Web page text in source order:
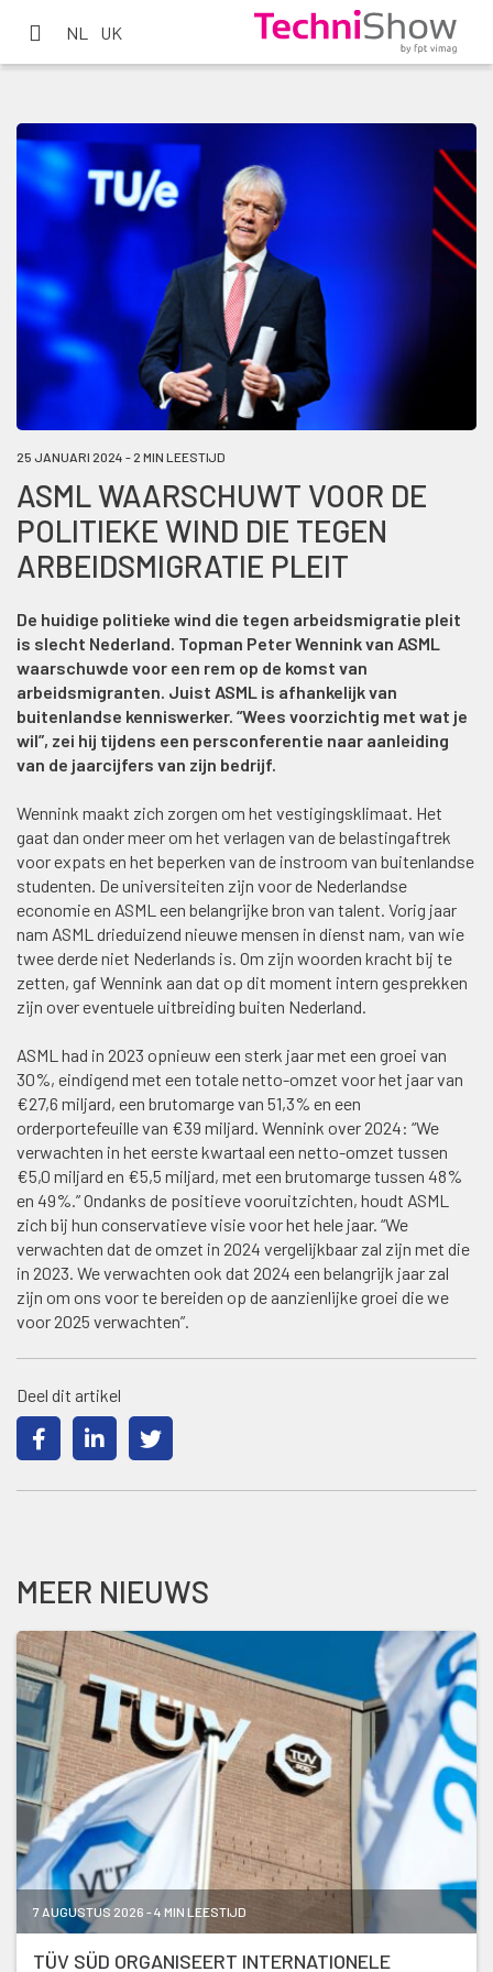
NL UK
25 JANUARI 2024 - 2 MIN LEESTIJD
ASML WAARSCHUWT VOOR DE
POLITIEKE WIND DIE TEGEN
ARBEIDSMIGRATIE PLEIT
De huidige politieke wind die tegen arbeidsmigratie pleit
is slecht Nederland. Topman Peter Wennink van ASML
waarschuwde voor een rem op de komst van
arbeidsmigranten. Juist ASML is afhankelijk van
buitenlandse kenniswerker. “Wees voorzichtig met wat je
wil”, zei hij tijdens een persconferentie naar aanleiding
van de jaarcijfers van zijn bedrijf.
Wennink maakt zich zorgen om het vestigingsklimaat. Het
gaat dan onder meer om het verlagen van de belastingaftrek
voor expats en het beperken van de instroom van buitenlandse
studenten. De universiteiten zijn voor de Nederlandse
economie en ASML een belangrijke bron van talent. Vorig jaar
nam ASML drieduizend nieuwe mensen in dienst nam, van wie
twee derde niet Nederlands is. Om zijn woorden kracht bij te
zetten, gaf Wennink aan dat op dit moment intern gesprekken
zijn over eventuele uitbreiding buiten Nederland.
ASML had in 2023 opnieuw een sterk jaar met een groei van
30%, eindigend met een totale netto-omzet voor het jaar van
€27,6 miljard, een brutomarge van 51,3% en een
orderportefeuille van €39 miljard. Wennink over 2024: “We
verwachten in het eerste kwartaal een netto-omzet tussen
€5,0 miljard en €5,5 miljard, met een brutomarge tussen 48%
en 49%.” Ondanks de positieve vooruitzichten, houdt ASML
zich bij hun conservatieve visie voor het hele jaar. “We
verwachten dat de omzet in 2024 vergelijkbaar zal zijn met die
in 2023. We verwachten ook dat 2024 een belangrijk jaar zal
zijn om ons voor te bereiden op de aanzienlijke groei die we
voor 2025 verwachten”.
Deel dit artikel
MEER NIEUWS
7 AUGUSTUS 2026 - 4 MIN LEESTIJD
TÜV SÜD ORGANISEERT INTERNATIONELE